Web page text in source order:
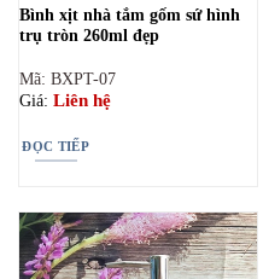
Bình xịt nhà tắm gốm sứ hình
trụ tròn 260ml đẹp
Mã: BXPT-07
Giá: Liên hệ
ĐỌC TIẾP